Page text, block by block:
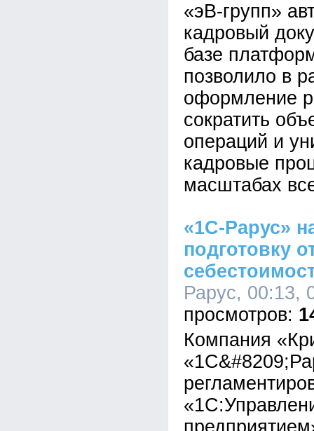
«эВ-групп»
кадровый
базе
позволило в
оформление
сократить
операций и
кадровые
масштабах
«1С-Рарус»
подготовку
Рарус, 00:13,
Компания